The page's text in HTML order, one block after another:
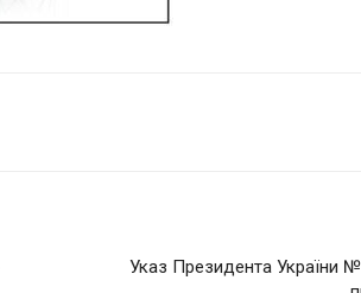
Указ Президента України